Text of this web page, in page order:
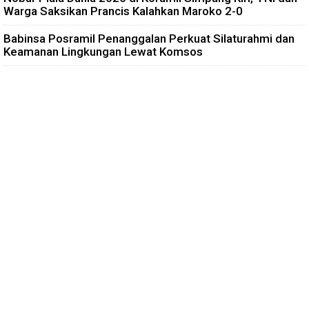
Warga Saksikan Prancis Kalahkan Maroko 2-0
Babinsa Posramil Penanggalan Perkuat Silaturahmi dan
Keamanan Lingkungan Lewat Komsos